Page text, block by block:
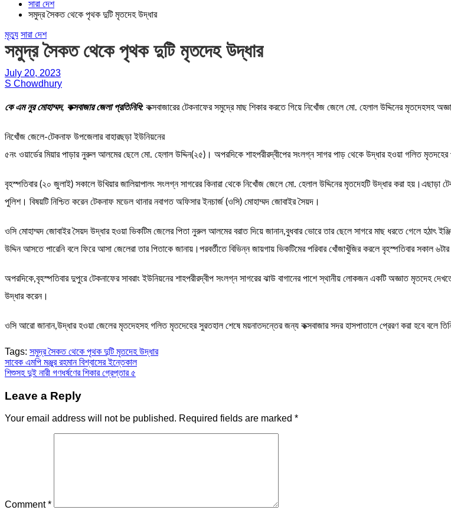
সারা দেশ
সমুদ্র সৈকত থেকে পৃথক দুটি মৃতদেহ উদ্ধার
মৃত্যু সারা দেশ
সমুদ্র সৈকত থেকে পৃথক দুটি মৃতদেহ উদ্ধার
July 20, 2023
S Chowdhury
কে এম নুর মোহাম্মদ, কক্সবাজার জেলা প্রতিনিধি: কক্সবাজারের টেকনাফের সমুদ্রে মাছ শিকার করতে গিয়ে নিখোঁজ জেলে মো. হেলাল উদ্দিনের মৃতদেহসহ
নিখোঁজ জেলে-টেকনাফ উপজেলার বাহারছড়া ইউনিয়নের
৫নং ওয়ার্ডের মিয়ার পাড়ার নুরুল আলমের ছেলে মো. হেলাল উদ্দিন(২৫)। অপরদিকে শাহপরীরদ্বীপের সংলগ্ন সাগর পাড় থেকে উদ্ধার হওয়া গলিত মৃতদহের
বৃহস্পতিবার (২০ জুলাই) সকালে উখিয়ার জালিয়াপালং সংলগ্ন সাগরের কিনারা থেকে নিখোঁজ জেলে মো. হেলাল উদ্দিনের মৃতদেহটি উদ্ধার করা
পুলিশ। বিষয়টি নিশ্চিত করেন টেকনাফ মডেল থানার নবাগত অফিসার ইনচার্জ (ওসি) মোহাম্মদ জোবাইর সৈয়দ।
ওসি মোহাম্মদ জোবাইর সৈয়দ উদ্ধার হওয়া ভিকটিম জেলের পিতা নুরুল আলমের বরাত দিয়ে জানান,বুধবার ভোরে তার ছেলে সাগরে মাছ ধরতে গেলে হঠাৎ
উদ্দিন আসতে পারেনি বলে ফিরে আসা জেলেরা তার পিতাকে জানায়।পরবর্তীতে বিভিন্ন জায়গায় ভিকটিমের পরিবার খোঁজাখুঁজির করলে বৃহস্পতিবার সকাল
অপরদিকে,বৃহস্পতিবার দুপুরে টেকনাফের সাবরাং ইউনিয়নের শাহপরীরদ্বীপ সংলগ্ন সাগরের ঝাউ বাগানের পাশে স্থানীয় লোকজন একটি অজ্ঞাত মৃতদেহ
উদ্ধার করেন।
ওসি আরো জানান,উদ্ধার হওয়া জেলের মৃতদেহসহ গলিত মৃতদেহের সুরতহাল শেষে ময়নাতদন্তের জন্য কক্সবাজার সদর হাসপাতালে প্রেরণ করা হবে বলে
Tags: সমুদ্র সৈকত থেকে পৃথক দুটি মৃতদেহ উদ্ধার
Post
navigation
সাবেক এমপি মঞ্জুর রহমান বিশ্বাসের ইন্তেকাল
শিশুসহ দুই নারী গণধর্ষণের শিকার গ্রেপ্তার ৫
Leave a Reply
Your email address will not be published. Required fields are marked *
Comment*